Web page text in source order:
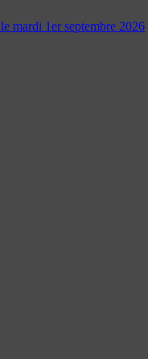
mardi 1er septembre 2026